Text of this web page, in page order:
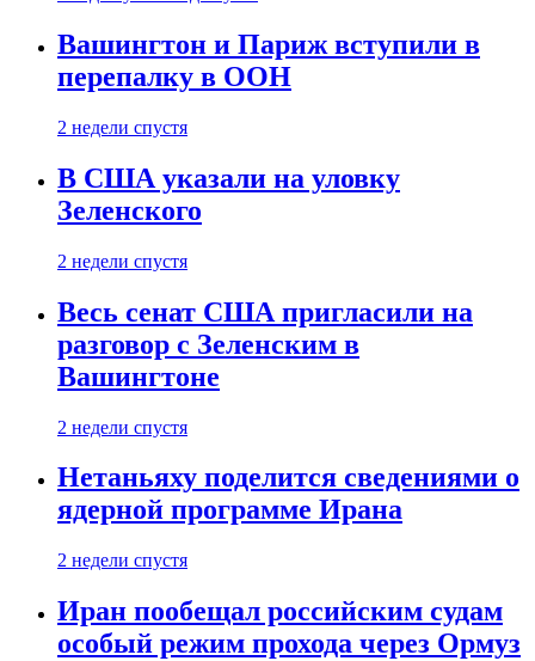
Вашингтон и Париж вступили в
перепалку в ООН
2 недели спустя
В США указали на уловку
Зеленского
2 недели спустя
Весь сенат США пригласили на
разговор с Зеленским в
Вашингтоне
2 недели спустя
Нетаньяху поделится сведениями о
ядерной программе Ирана
2 недели спустя
Иран пообещал российским судам
особый режим прохода через Ормуз